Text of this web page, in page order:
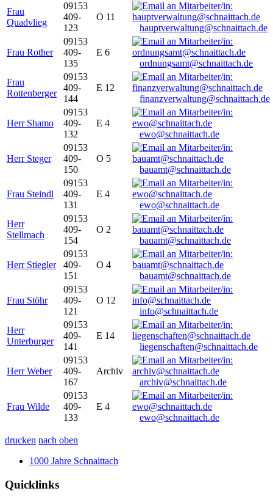
Frau
Quadvlieg
09153
409-
123
O 11
hauptverwaltung@schnaittach.de
Frau Rother
09153
409-
135
E 6
ordnungsamt@schnaittach.de
Frau
Rottenberger
09153
409-
144
E 12
finanzverwaltung@schnaittach.de
Herr Shamo
09153
409-
132
E 4
ewo@schnaittach.de
Herr Steger
09153
409-
150
O 5
bauamt@schnaittach.de
Frau Steindl
09153
409-
131
E 4
ewo@schnaittach.de
Herr
Stellmach
09153
409-
154
O 2
bauamt@schnaittach.de
Herr Stiegler
09153
409-
151
O 4
bauamt@schnaittach.de
Frau Stöhr
09153
409-
121
O 12
info@schnaittach.de
Herr
Unterburger
09153
409-
141
E 14
liegenschaften@schnaittach.de
Herr Weber
09153
409-
167
Archiv
archiv@schnaittach.de
Frau Wilde
09153
409-
133
E 4
ewo@schnaittach.de
drucken nach oben
1000 Jahre Schnaittach
Quicklinks